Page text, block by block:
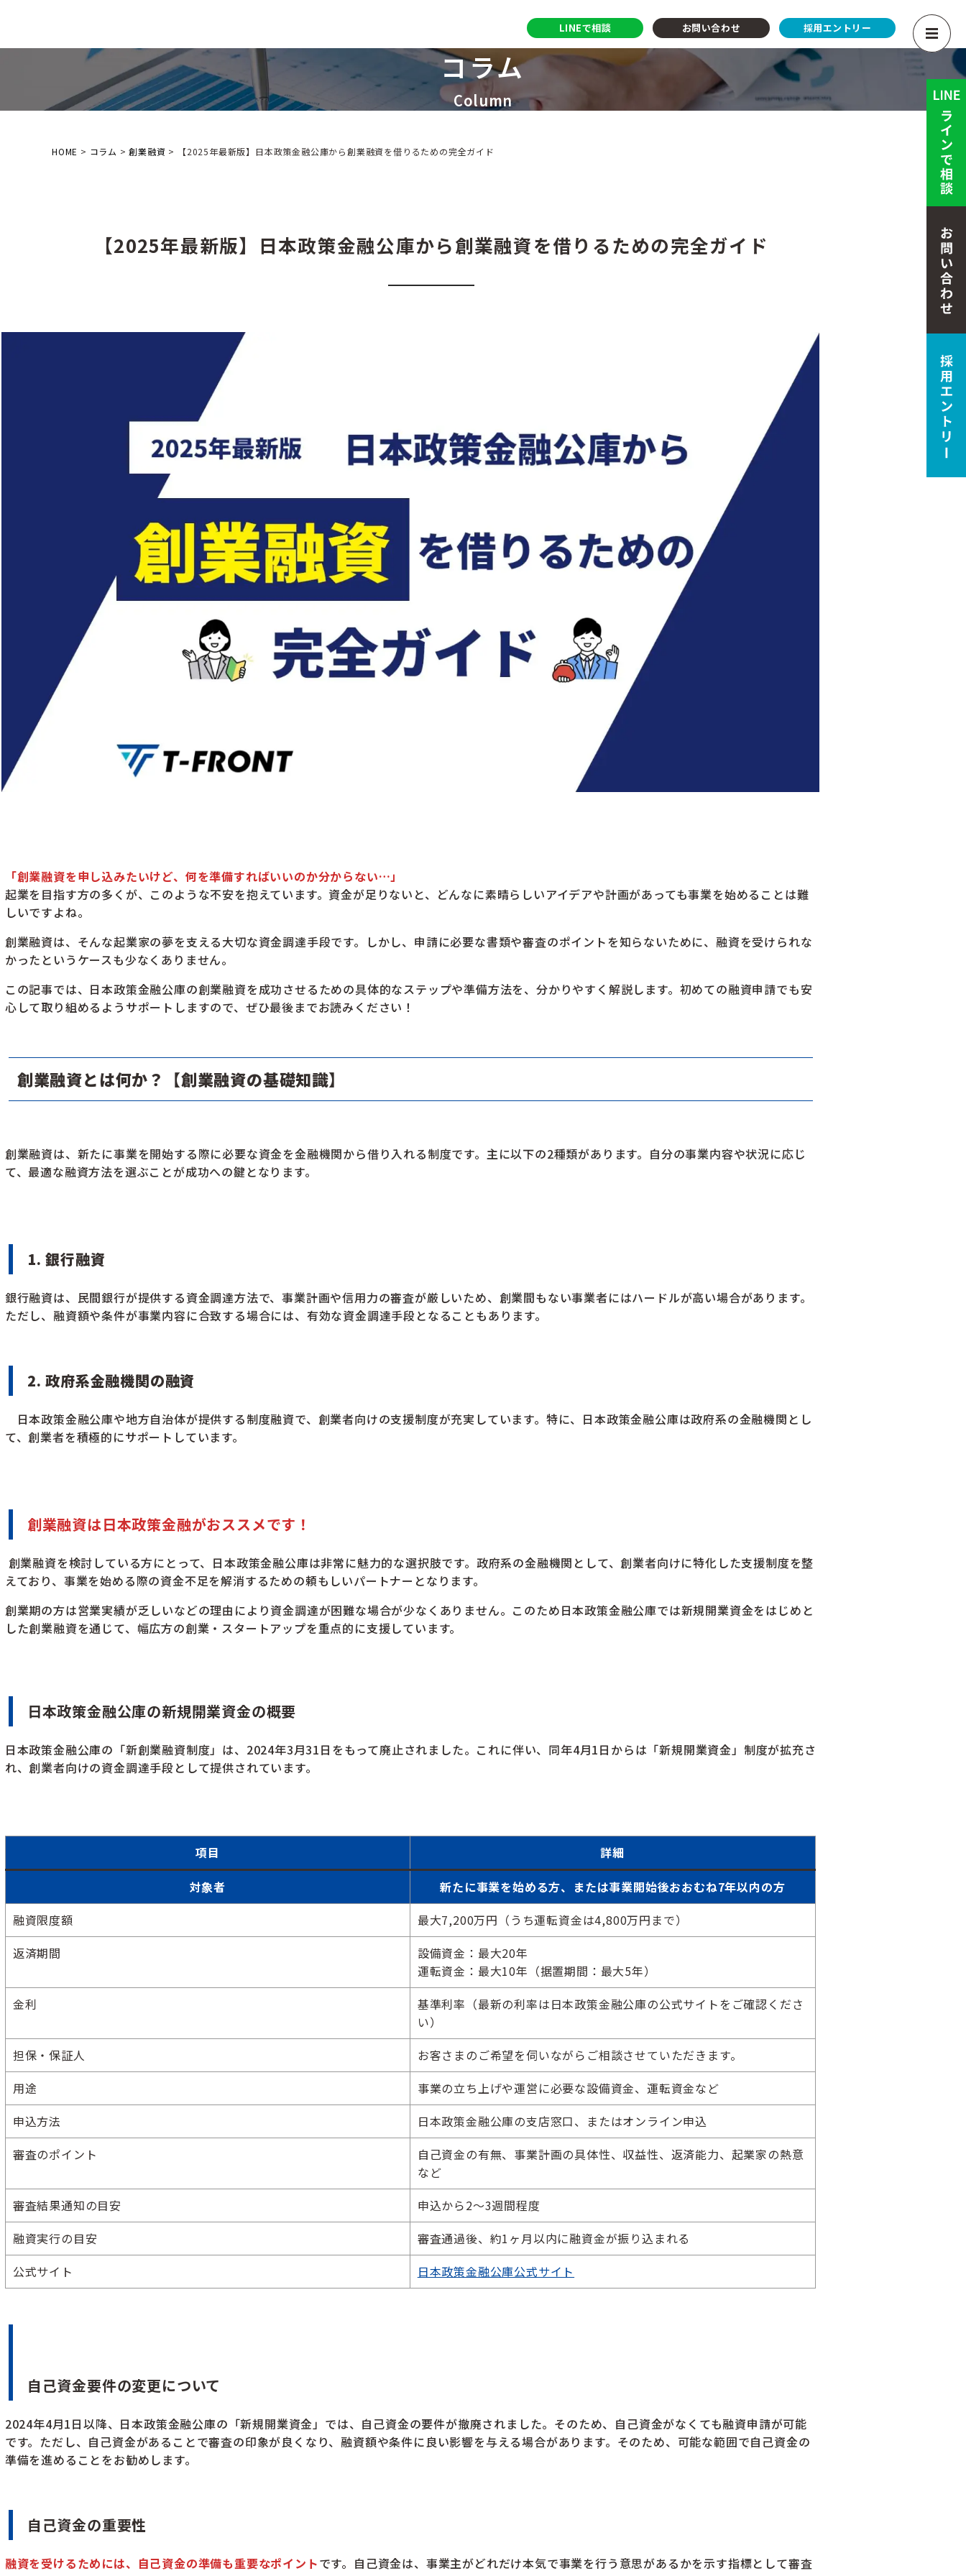
LINEで相談 お問い合わせ 採用エントリー
コラム
Column
HOME > コラム >創業融資 > 【2025年最新版】日本政策金融公庫から創業融資を借りるための完全ガイド
【2025年最新版】日本政策金融公庫から創業融資を借りるための完全ガイド
「創業融資を申し込みたいけど、何を準備すればいいのか分からない…」
起業を目指す方の多くが、このような不安を抱えています。資金が足りないと、どんなに素晴らしいアイデアや計画があっても事業を始めることは難
しいですよね。
創業融資は、そんな起業家の夢を支える大切な資金調達手段です。しかし、申請に必要な書類や審査のポイントを知らないために、融資を受けられな
かったというケースも少なくありません。
この記事では、日本政策金融公庫の創業融資を成功させるための具体的なステップや準備方法を、分かりやすく解説します。初めての融資申請でも安
心して取り組めるようサポートしますので、ぜひ最後までお読みください！
創業融資とは何か？【創業融資の基礎知識】
創業融資は、新たに事業を開始する際に必要な資金を金融機関から借り入れる制度です。主に以下の2種類があります。自分の事業内容や状況に応じ
て、最適な融資方法を選ぶことが成功への鍵となります。
1. 銀行融資
銀行融資は、民間銀行が提供する資金調達方法で、事業計画や信用力の審査が厳しいため、創業間もない事業者にはハードルが高い場合があります。
ただし、融資額や条件が事業内容に合致する場合には、有効な資金調達手段となることもあります。
2. 政府系金融機関の融資
日本政策金融公庫や地方自治体が提供する制度融資で、創業者向けの支援制度が充実しています。特に、日本政策金融公庫は政府系の金融機関とし
て、創業者を積極的にサポートしています。
創業融資は日本政策金融がおススメです！
創業融資を検討している方にとって、日本政策金融公庫は非常に魅力的な選択肢です。政府系の金融機関として、創業者向けに特化した支援制度を整
えており、事業を始める際の資金不足を解消するための頼もしいパートナーとなります。
創業期の方は営業実績が乏しいなどの理由により資金調達が困難な場合が少なくありません。このため日本政策金融公庫では新規開業資金をはじめと
した創業融資を通じて、幅広方の創業・スタートアップを重点的に支援しています。
日本政策金融公庫の新規開業資金の概要
日本政策金融公庫の「新創業融資制度」は、2024年3月31日をもって廃止されました。これに伴い、同年4月1日からは「新規開業資金」制度が拡充さ
れ、創業者向けの資金調達手段として提供されています。
項目
詳細
対象者
新たに事業を始める方、または事業開始後おおむね7年以内の方
融資限度額
最大7,200万円（うち運転資金は4,800万円まで）
返済期間
設備資金：最大20年
運転資金：最大10年（据置期間：最大5年）
金利
基準利率（最新の利率は日本政策金融公庫の公式サイトをご確認くださ
い）
担保・保証人
お客さまのご希望を伺いながらご相談させていただきます。
用途
事業の立ち上げや運営に必要な設備資金、運転資金など
申込方法
日本政策金融公庫の支店窓口、またはオンライン申込
審査のポイント
自己資金の有無、事業計画の具体性、収益性、返済能力、起業家の熱意
など
審査結果通知の目安
申込から2～3週間程度
融資実行の目安
審査通過後、約1ヶ月以内に融資金が振り込まれる
公式サイト
日本政策金融公庫公式サイト
自己資金要件の変更について
2024年4月1日以降、日本政策金融公庫の「新規開業資金」では、自己資金の要件が撤廃されました。そのため、自己資金がなくても融資申請が可能
です。ただし、自己資金があることで審査の印象が良くなり、融資額や条件に良い影響を与える場合があります。そのため、可能な範囲で自己資金の
準備を進めることをお勧めします。
自己資金の重要性
融資を受けるためには、自己資金の準備も重要なポイントです。自己資金は、事業主がどれだけ本気で事業を行う意思があるかを示す指標として審査